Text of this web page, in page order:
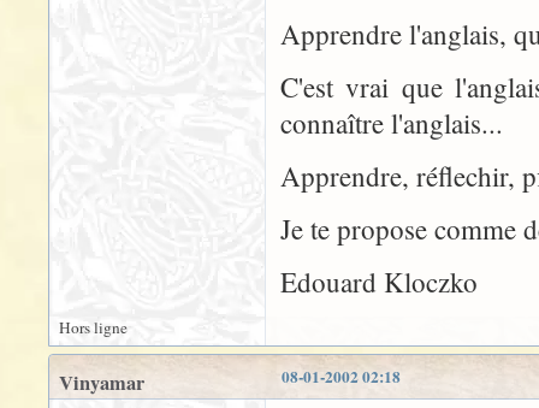
Apprendre l'anglais,
C'est vrai que
connaître l'anglais...
Apprendre, réflechir,
Je te propose comme
Edouard Kloczko
Hors ligne
08-01-2002 02:18
Vinyamar